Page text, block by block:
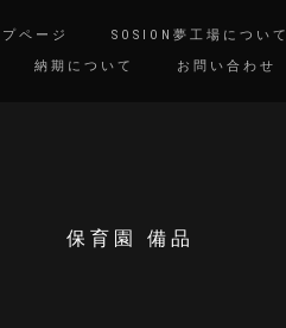
プページ SOSION夢工場について
納期について お問い合わせ
保育園 備品